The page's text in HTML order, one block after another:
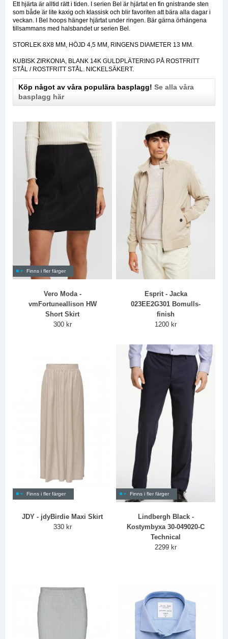
Ett hjärta är alltid rätt i tiden. I serien Bel är hjärtat en fin gnistrande sten
som både är lite kaxig och klassisk och blir favoriten att bära alla dagar i
veckan. I Bel hoops hänger hjärtat under ringen. Bär gärna örhängena
tillsammans med halsbandet ur serien Bel.
STORLEK 8X8 MM, HÖJD 4,5 MM, RINGENS DIAMETER 13 MM.
KUBISK ZIRKONIA, BLANK 14K GULDPLÄTERING PÅ ROSTFRITT
STÅL / ROSTFRITT STÅL. NICKELSÄKERT.
Köp något av våra populära basplagg! Se alla våra
basplagg här
Finns i fler färger
Vero Moda -
vmFortuneallison HW
Short Skirt
300 kr
Esprit - Jacka
023EE2G301 Bomulls-
finish
1200 kr
Finns i fler färger
JDY - jdyBirdie Maxi Skirt
330 kr
Finns i fler färger
Lindbergh Black -
Kostymbyxa 30-049020-C
Technical
2299 kr